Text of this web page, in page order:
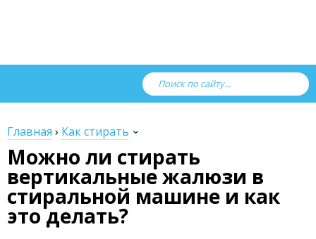
Главная › Как стирать
Можно ли стирать
вертикальные жалюзи в
стиральной машине и как
это делать?